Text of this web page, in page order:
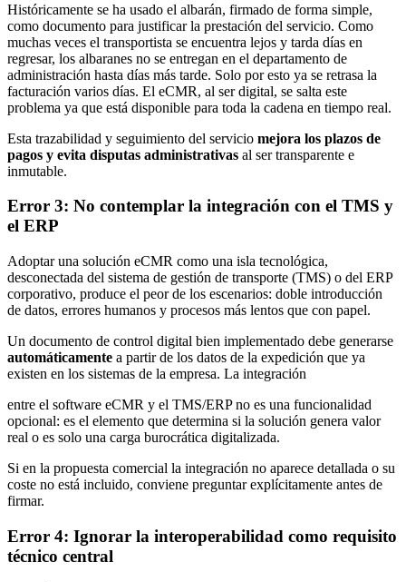
Históricamente se ha usado el albarán, firmado de forma simple,
como documento para justificar la prestación del servicio. Como
muchas veces el transportista se encuentra lejos y tarda días en
regresar, los albaranes no se entregan en el departamento de
administración hasta días más tarde. Solo por esto ya se retrasa la
facturación varios días. El eCMR, al ser digital, se salta este
problema ya que está disponible para toda la cadena en tiempo real.
Esta trazabilidad y seguimiento del servicio mejora los plazos de
pagos y evita disputas administrativas al ser transparente e
inmutable.
Error 3: No contemplar la integración con el TMS y
el ERP
Adoptar una solución eCMR como una isla tecnológica,
desconectada del sistema de gestión de transporte (TMS) o del ERP
corporativo, produce el peor de los escenarios: doble introducción
de datos, errores humanos y procesos más lentos que con papel.
Un documento de control digital bien implementado debe generarse
automáticamente a partir de los datos de la expedición que ya
existen en los sistemas de la empresa. La integración
entre el software eCMR y el TMS/ERP no es una funcionalidad
opcional: es el elemento que determina si la solución genera valor
real o es solo una carga burocrática digitalizada.
Si en la propuesta comercial la integración no aparece detallada o su
coste no está incluido, conviene preguntar explícitamente antes de
firmar.
Error 4: Ignorar la interoperabilidad como requisito
técnico central